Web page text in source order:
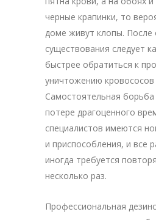
черные крапинки, то
доме живут клопы. После
существования следует
быстрее обратиться к
уничтожению кровососов
Самостоятельная борьба
потере драгоценного
специалистов имеются
и приспособления, и все
иногда требуется
несколько раз.
Профессиональная